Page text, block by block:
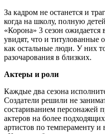
За кадром не останется и
когда на школу, полную
«Корона» 3 сезон ожидается
увидят, что и титулованные
как остальные люди. У них
разочарования в близких.
Актеры и роли
Каждые два сезона
Создатели решили не
состариванием персонажей
актеров на более
артистов по темпераменту и